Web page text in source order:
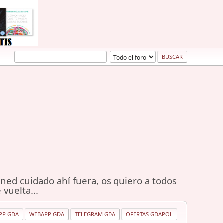
cuidado ahí fuera, os quiero a todos
vuelta...
GDA WEBAPP GDA TELEGRAM GDA OFERTAS GDAPOL